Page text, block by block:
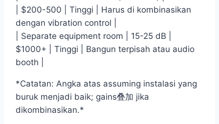
| $200-500 | Tinggi | Harus di kombinasikan
dengan vibration control |
| Separate equipment room | 15-25 dB |
$1000+ | Tinggi | Bangun terpisah atau audio
booth |
*Catatan: Angka atas assuming instalasi yang
buruk menjadi baik; gains叠加 jika
dikombinasikan.*